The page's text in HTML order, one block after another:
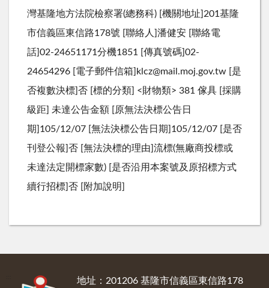
灣基隆地方法院檢察署(總務科) [機關地址]201基隆
市信義區東信路178號 [聯絡人]潘健安 [聯絡電
話]02-24651171分機1851 [傳真號碼]02-
24654296 [電子郵件信箱]klcz@mail.moj.gov.tw [是
否複數決標]否 [標的分類] <財物類> 381 傢具 [採購
級距] 未達公告金額 [原無法決標公告日
期]105/12/07 [無法決標公告日期]105/12/07 [是否
刊登公報]否 [無法決標的理由]流標(無廠商投標或
未達法定開標家數) [是否沿用本案號及原招標方式
續行招標]否 [附加說明]
地址：201206 基隆市信義區東信路178